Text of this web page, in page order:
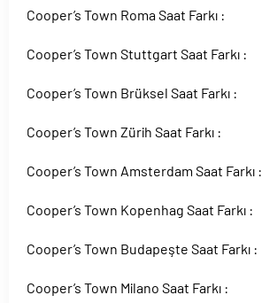
Cooper’s Town Roma Saat Farkı :
Cooper’s Town Stuttgart Saat Farkı :
Cooper’s Town Brüksel Saat Farkı :
Cooper’s Town Zürih Saat Farkı :
Cooper’s Town Amsterdam Saat Farkı :
Cooper’s Town Kopenhag Saat Farkı :
Cooper’s Town Budapeşte Saat Farkı :
Cooper’s Town Milano Saat Farkı :